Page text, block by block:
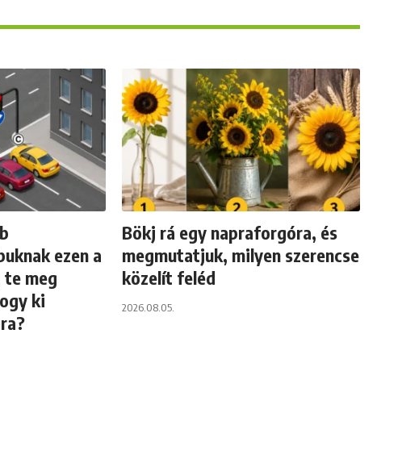
ezen a
te meg
ki
Bökj rá egy napraforgóra, és
megmutatjuk, milyen szerencse
közelít feléd
2026.08.05.